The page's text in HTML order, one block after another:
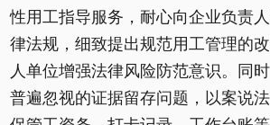
性用工指导服务，耐心向企业负责
律法规，细致提出规范用工管理的
人单位增强法律风险防范意识。同
普遍忽视的证据留存问题，以案说